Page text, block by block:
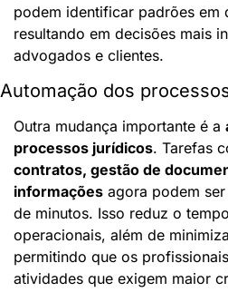
podem identificar padrões em
resultando em decisões mais
advogados e clientes.
Automação dos
Outra mudança importante é a
processos jurídicos. Tarefas
contratos, gestão de
informações agora podem
de minutos. Isso reduz o
operacionais, além de
permitindo que os
atividades que exigem maior